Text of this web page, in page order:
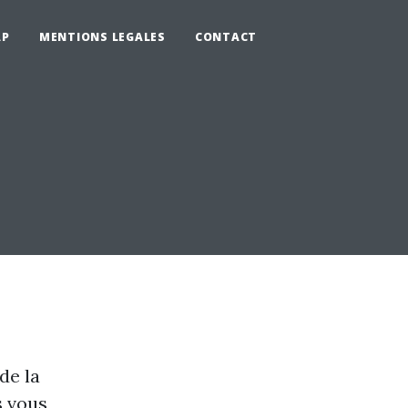
MENTIONS LEGALES CONTACT
la
vous